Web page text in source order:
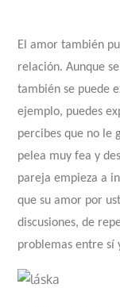
El amor también
relación. Aunque
también se puede
ejemplo, puedes
percibes que no le
pelea muy fea y
pareja empieza a
que su amor por
discusiones, de
problemas entre sí